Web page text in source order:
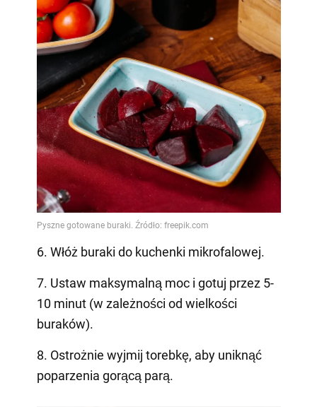
6. Włóż buraki do kuchenki mikrofalowej.
7. Ustaw maksymalną moc i gotuj przez 5-
10 minut (w zależności od wielkości
buraków).
8. Ostrożnie wyjmij torebkę, aby uniknąć
poparzenia gorącą parą.